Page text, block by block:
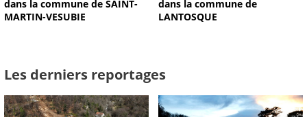
dans la commune de SAINT-
MARTIN-VESUBIE
dans la commune de
LANTOSQUE
Les derniers reportages